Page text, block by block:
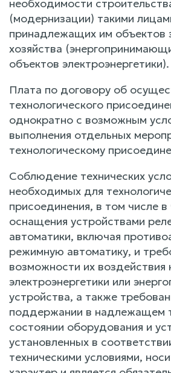
необходимости
(модернизации) такими
принадлежащих им объектов
хозяйства
объектов электроэнергетики).
Плата по договору об
технологического
однократно с возможным
выполнения отдельных
технологическому
Соблюдение технических
необходимых для
присоединения, в том числе в
оснащения устройствами
автоматики, включая
режимную автоматику, и
возможности их воздействия
электроэнергетики или
устройства, а также
поддержании в надлежащем
состоянии оборудования и
установленных в
техническими условиями,